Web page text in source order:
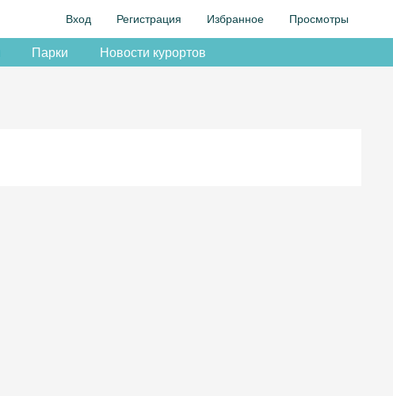
Вход Регистрация Избранное Просмотры
Парки Новости курортов